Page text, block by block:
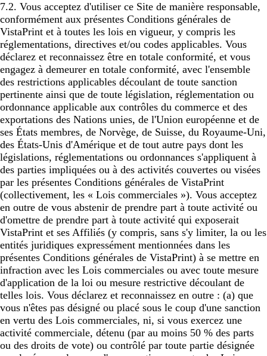
7.2. Vous acceptez d'utiliser ce Site de manière responsable,
conformément aux présentes Conditions générales de
VistaPrint et à toutes les lois en vigueur, y compris les
réglementations, directives et/ou codes applicables. Vous
déclarez et reconnaissez être en totale conformité, et vous
engagez à demeurer en totale conformité, avec l'ensemble
des restrictions applicables découlant de toute sanction
pertinente ainsi que de toute législation, réglementation ou
ordonnance applicable aux contrôles du commerce et des
exportations des Nations unies, de l'Union européenne et de
ses États membres, de Norvège, de Suisse, du Royaume-Uni,
des États-Unis d'Amérique et de tout autre pays dont les
législations, réglementations ou ordonnances s'appliquent à
des parties impliquées ou à des activités couvertes ou visées
par les présentes Conditions générales de VistaPrint
(collectivement, les « Lois commerciales »). Vous acceptez
en outre de vous abstenir de prendre part à toute activité ou
d'omettre de prendre part à toute activité qui exposerait
VistaPrint et ses Affiliés (y compris, sans s'y limiter, la ou les
entités juridiques expressément mentionnées dans les
présentes Conditions générales de VistaPrint) à se mettre en
infraction avec les Lois commerciales ou avec toute mesure
d'application de la loi ou mesure restrictive découlant de
telles lois. Vous déclarez et reconnaissez en outre : (a) que
vous n'êtes pas désigné ou placé sous le coup d'une sanction
en vertu des Lois commerciales, ni, si vous exercez une
activité commerciale, détenu (par au moins 50 % des parts
ou des droits de vote) ou contrôlé par toute partie désignée